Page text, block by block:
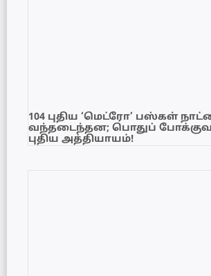
104 புதிய ‘மெட்ரோ’ பஸ்கள்
வந்தடைந்தன; பொதுப்
புதிய அத்தியாயம்!